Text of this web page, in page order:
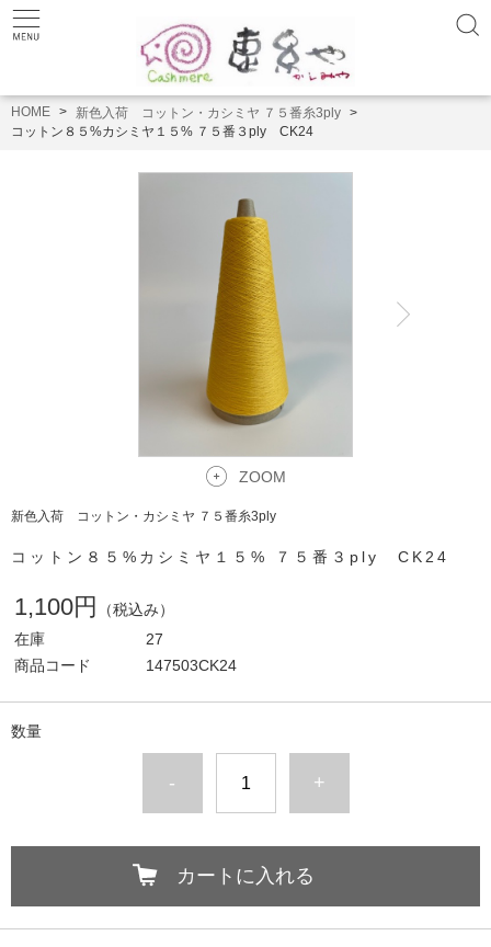
HOME
新色入荷 コットン・カシミヤ ７５番糸3ply
コットン８５%カシミヤ１５% ７５番３ply CK24
ZOOM
新色入荷 コットン・カシミヤ ７５番糸3ply
コットン８５%カシミヤ１５% ７５番３ply CK24
1,100円
（税込み）
在庫
27
商品コード
147503CK24
数量
- +
カートに入れる